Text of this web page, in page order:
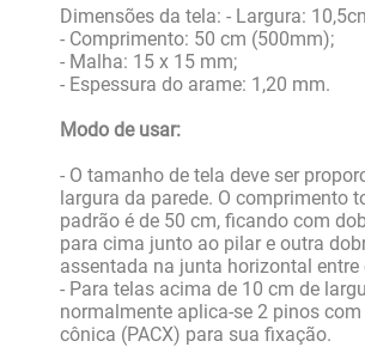
Dimensões da tela: - Largura:
- Comprimento: 50 cm (500mm);
- Malha: 15 x 15 mm;
- Espessura do arame: 1,20 mm.
Modo de usar:
- O tamanho de tela deve ser
largura da parede. O comprimento
padrão é de 50 cm, ficando com
para cima junto ao pilar e outra
assentada na junta horizontal entre
- Para telas acima de 10 cm de
normalmente aplica-se 2 pinos com
cônica (PACX) para sua fixação.